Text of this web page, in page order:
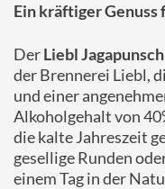
Ein kräftiger Genuss
DerLiebl Jagapunsch
der Brennerei Liebl,
und einer
Alkoholgehalt von
die kalte Jahreszeit
gesellige Runden
einem Tag in der